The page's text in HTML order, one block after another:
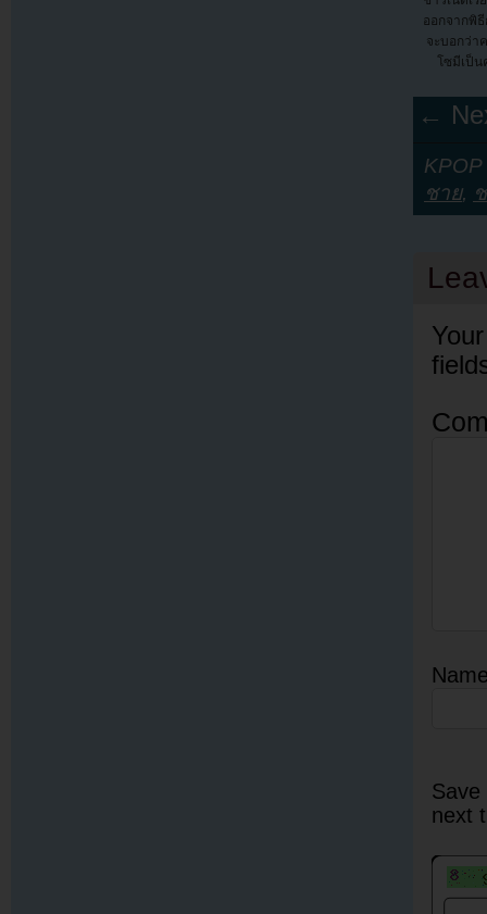
ออกจากพิ
จะบอกว่า
โซมีเป็น
←
ชาย,
next